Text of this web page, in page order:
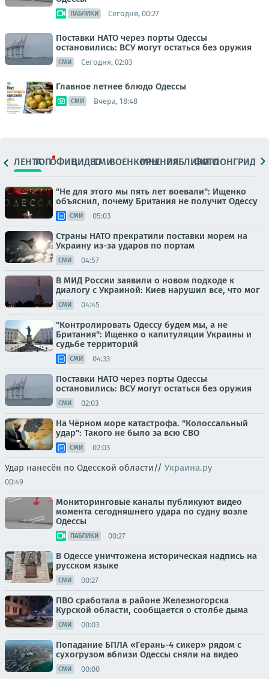
ПАБЛИКИ Сегодня, 00:27
Поставки НАТО через порты Одессы
остановились: ВСУ могут остаться без оружия
СМИ Сегодня, 02:03
Главное летнее блюдо Одессы
СМИ Вчера, 18:48
ЛЕНТАТОПОФИЦ.ВИДЕОСМИВОЕНКОРЫМНЕНИЯПАБЛИКИ
ФОТОЛОНГРИДЫ
"Не для этого мы пять лет воевали": Ищенко
объяснил, почему Британия не получит Одессу
СМИ 05:03
Страны НАТО прекратили поставки морем на
Украину из-за ударов по портам
СМИ 04:57
В МИД России заявили о новом подходе к
диалогу с Украиной: Киев нарушил все, что мог
СМИ 04:45
"Контролировать Одессу будем мы, а не
Британия": Ищенко о капитуляции Украины и
судьбе территорий
СМИ 04:33
Поставки НАТО через порты Одессы
остановились: ВСУ могут остаться без оружия
СМИ 02:03
На Чёрном море катастрофа. "Колоссальный
удар": Такого не было за всю СВО
СМИ 02:03
Удар нанесён по Одесской области// Украина.ру
00:49
Мониторинговые каналы публикуют видео
момента сегодняшнего удара по судну возле
Одессы
ПАБЛИКИ 00:27
В Одессе уничтожена историческая надпись на
русском языке
СМИ 00:27
ПВО сработала в районе Железногорска
Курской области, сообщается о столбе дыма
СМИ 00:03
Попадание БПЛА «Герань-4 сикер» рядом с
сухогрузом вблизи Одессы сняли на видео
СМИ 00:00